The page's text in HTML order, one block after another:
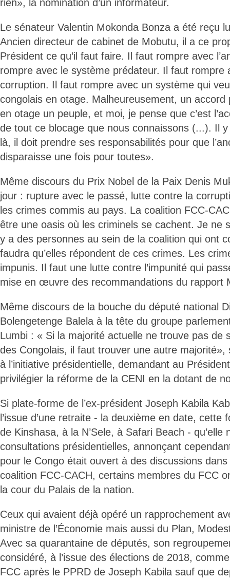
rien», la nomination d’un informateur.
Le sénateur Valentin Mokonda Bonza a été reçu
Ancien directeur de cabinet de Mobutu, il a ce
Président ce qu’il faut faire. Il faut rompre avec
rompre avec le système prédateur. Il faut rompre
corruption. Il faut rompre avec un système qui
congolais en otage. Malheureusement, un accord
en otage un peuple, et moi, je pense que c’est
de tout ce blocage que nous connaissons (...). Il
là, il doit prendre ses responsabilités pour que
disparaisse une fois pour toutes».
Même discours du Prix Nobel de la Paix Denis
jour : rupture avec le passé, lutte contre la
les crimes commis au pays. La coalition FCC-
être une oasis où les criminels se cachent. Je ne
y a des personnes au sein de la coalition qui ont
faudra qu’elles répondent de ces crimes. Les
impunis. Il faut une lutte contre l’impunité qui
mise en œuvre des recommandations du rapport
Même discours de la bouche du député national
Bolengetenge Balela à la tête du groupe
Lumbi : « Si la majorité actuelle ne trouve pas de
des Congolais, il faut trouver une autre majorité»,
à l’initiative présidentielle, demandant au
privilégier la réforme de la CENI en la dotant de
Si plate-forme de l’ex-président Joseph Kabila
l’issue d’une retraite - la deuxième en date, cette
de Kinshasa, à la N’Sele, à Safari Beach -
consultations présidentielles, annonçant
pour le Congo était ouvert à des discussions dans
coalition FCC-CACH, certains membres du FCC
la cour du Palais de la nation.
Ceux qui avaient déjà opéré un rapprochement
ministre de l’Économie mais aussi du Plan,
Avec sa quarantaine de députés, son
considéré, à l’issue des élections de 2018,
FCC après le PPRD de Joseph Kabila sauf que